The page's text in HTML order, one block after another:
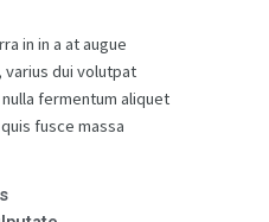
in in a at augue
varius dui volutpat
fermentum aliquet
fusce massa